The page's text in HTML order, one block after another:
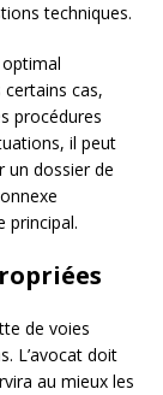
techniques.
optimal
cas,
procédures
il peut
un dossier de
principal.
de voies
L’avocat doit
au mieux les